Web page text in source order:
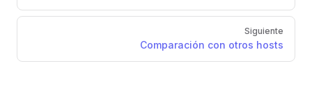
Siguiente
Comparación con otros hosts